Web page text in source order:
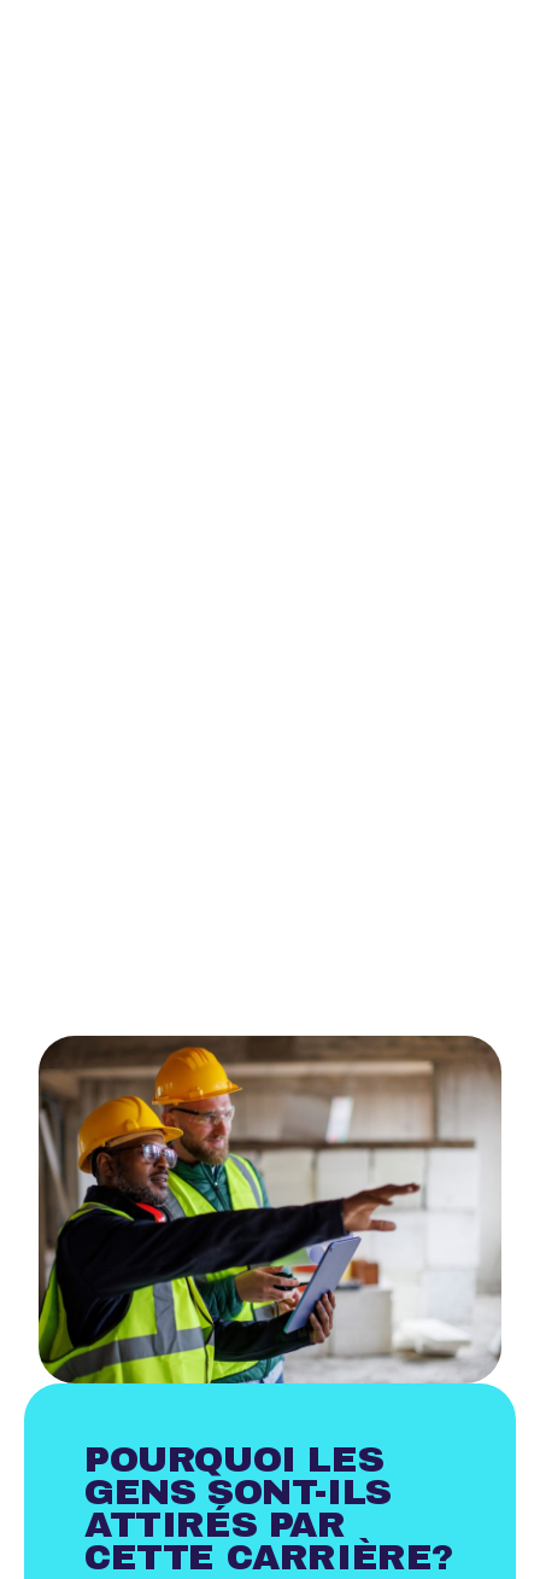
POURQUOI LES
GENS SONT-ILS
ATTIRÉS PAR
CETTE CARRIÈRE?